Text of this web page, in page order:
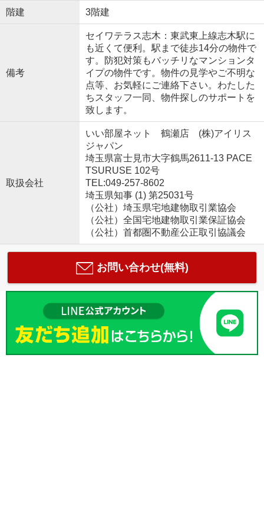
階建 3階建
備考
セイワテラス志木：東武東上線志木駅に
も近くて便利。駅まで徒歩14分の物件で
す。防犯対策もバッチリなマンションタ
イプの物件です。物件の見学やご不明な
点等、お気軽にご連絡下さい。わたした
ちスタッフ一同、物件探しのサポートを
致します。
取扱会社
いい部屋ネット 鶴瀬店 (株)アイリス
ジャパン
埼玉県富士見市大字鶴馬2611-13 PACE
TSURUSE 102号
TEL:049-257-8602
埼玉県知事 (1) 第25031号
（公社）埼玉県宅地建物取引業協会
（公社）全国宅地建物取引業保証協会
（公社）首都圏不動産公正取引協議会
お問い合わせ(無料)